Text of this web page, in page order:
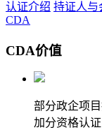
认证介绍 持证人与
CDA
CDA价值
部分政企项
加分资格认证